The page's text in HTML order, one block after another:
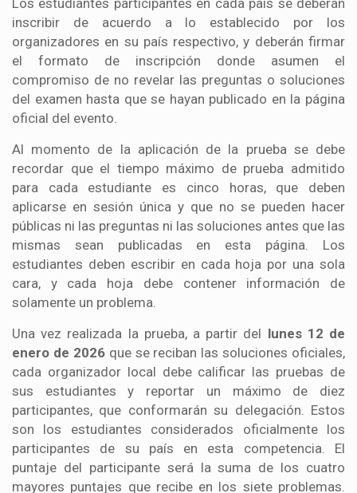
​Los estudiantes participantes en cada país se deberán
inscribir de acuerdo a lo establecido por los
organizadores en su país respectivo, y deberán firmar
el formato de inscripción donde asumen el
compromiso de no revelar las preguntas o soluciones
del examen hasta que se hayan publicado en la página
oficial del evento.
​Al momento de la aplicación de la prueba se debe
recordar que el tiempo máximo de prueba admitido
para cada estudiante es cinco horas, que deben
aplicarse en sesión única y que no se pueden hacer
públicas ni las preguntas ni las soluciones antes que las
mismas sean publicadas en esta página. Los
estudiantes deben escribir en cada hoja por una sola
cara, y cada hoja debe contener información de
solamente un problema.
​Una vez realizada la prueba, a partir del lunes 12 de
enero de 2026que se reciban las soluciones oficiales,
cada organizador local debe calificar las pruebas de
sus estudiantes y reportar un máximo de diez
participantes, que conformarán su delegación. Estos
son los estudiantes considerados oficialmente los
participantes de su país en esta competencia. El
puntaje del participante será la suma de los cuatro
mayores puntajes que recibe en los siete problemas.